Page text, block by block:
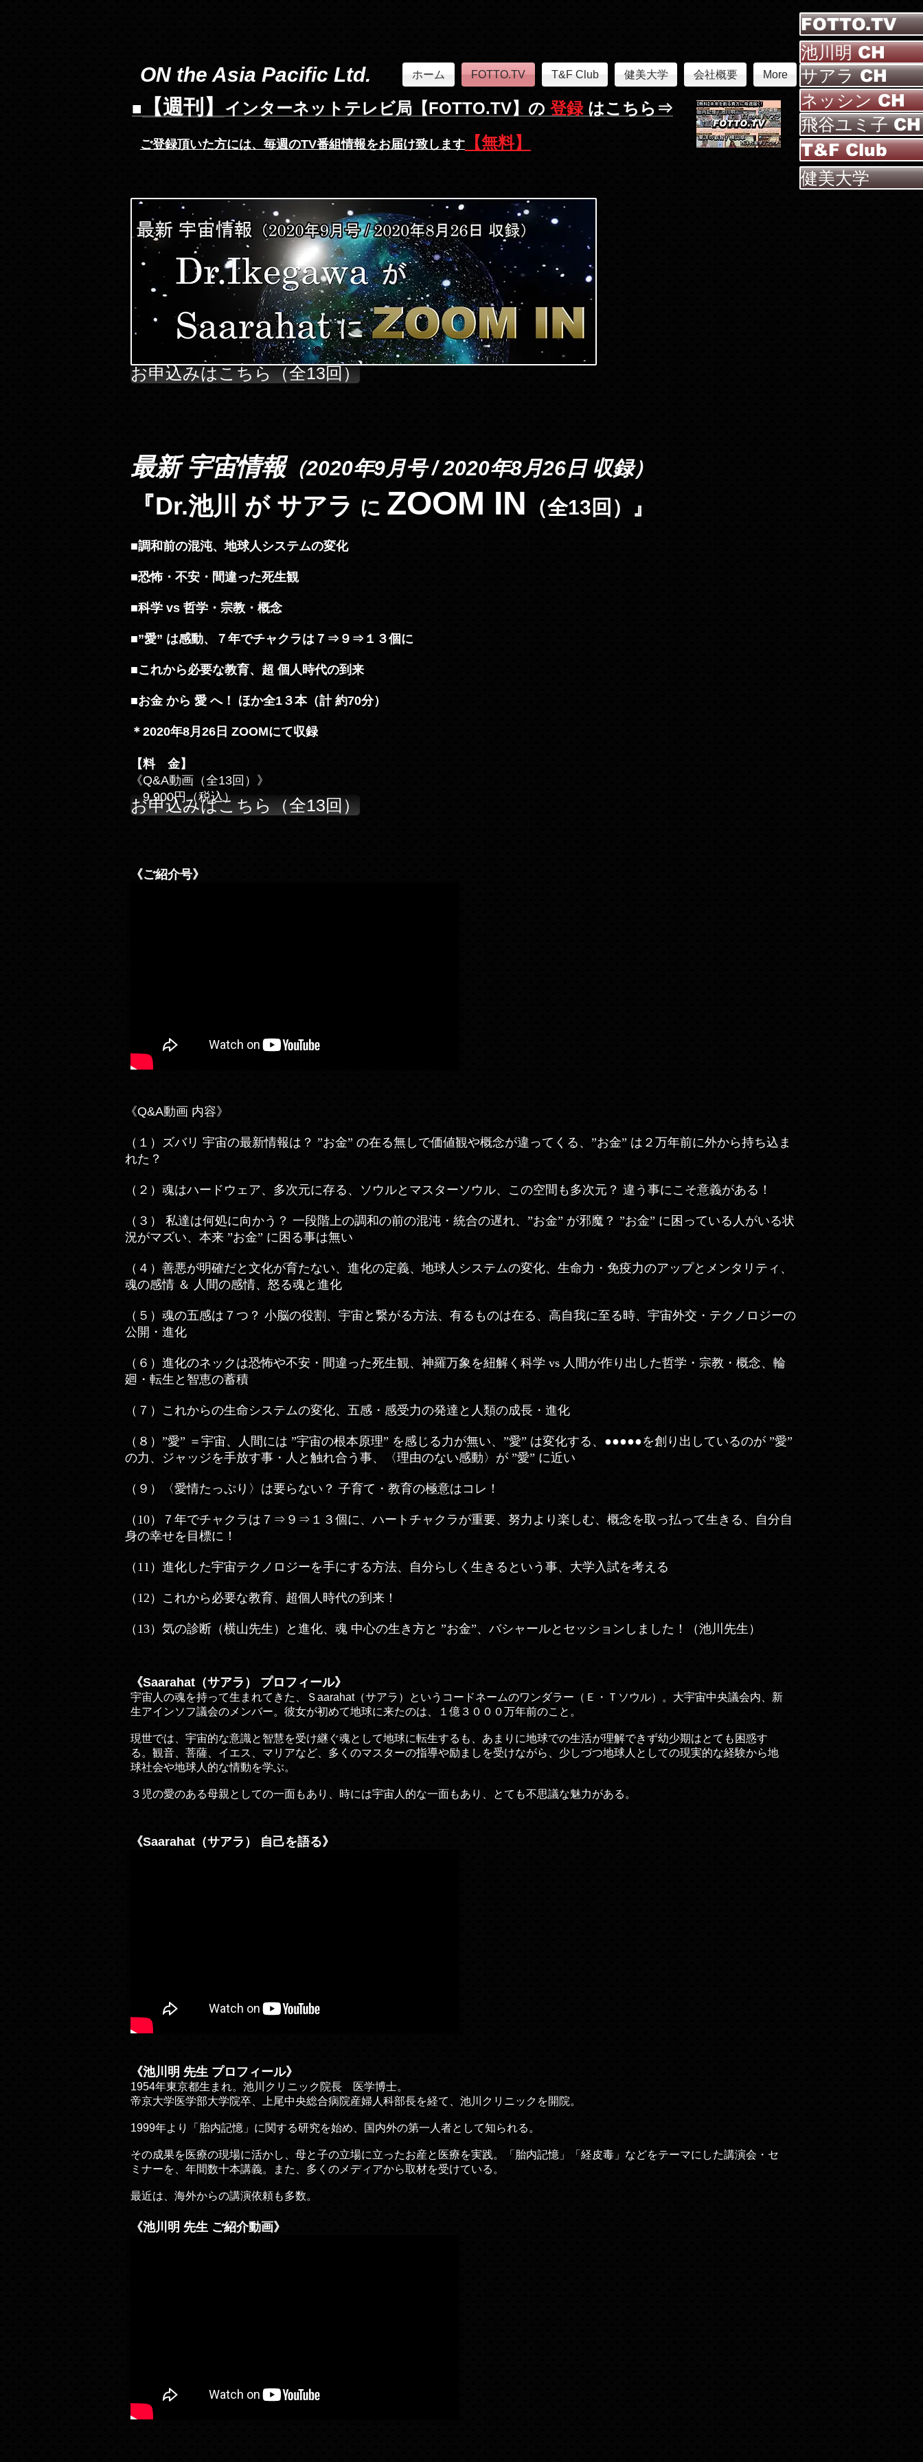
FOTTO.TV
池川明 CH
ON the Asia Pacific Ltd. ホーム FOTTO.TV T&F Club 健美大学 会社概要 More
■ 【週刊】 インターネットテレビ局【FOTTO.TV】の 登録 はこちら⇒
ご登録頂いた方には、 毎週のTV番組情報をお届け致します 【無料】
サアラ CH
ネッシン CH
飛谷ユミ子 CH
T&F Club
健美大学
お申込みはこちら（全13回）
最新 宇宙情報（2020年9月号 / 2020年8月26日 収録）
『Dr.池川 が サアラ に ZOOM IN （全13回）』
■調和前の混沌、地球人システムの変化
■恐怖・不安・間違った死生観
■科学 vs 哲学・宗教・概念
■”愛” は感動、７年でチャクラは７⇒９⇒１３個に
■これから必要な教育、超 個人時代の到来
■お金 から 愛 へ！ ほか全1３本（計 約70分）
＊2020年8月26日 ZOOMにて収録
【料 金】
《Q&A動画（全13回）》
9,900円（税込）
お申込みはこちら（全13回）
《ご紹介号》
《Q&A動画 内容》
（１）ズバリ 宇宙の最新情報は？ ”お金” の在る無しで価値観や概念が違ってくる、”お金” は２万年前に外から持ち込ま
れた？
（２）魂はハードウェア、多次元に存る、ソウルとマスターソウル、この空間も多次元？ 違う事にこそ意義がある！
（３） 私達は何処に向かう？ 一段階上の調和の前の混沌・統合の遅れ、”お金” が邪魔？ ”お金” に困っている人がいる状
況がマズい、本来 ”お金” に困る事は無い
（４）善悪が明確だと文化が育たない、進化の定義、地球人システムの変化、生命力・免疫力のアップとメンタリティ、
魂の感情 ＆ 人間の感情、怒る魂と進化
（５）魂の五感は７つ？ 小脳の役割、宇宙と繋がる方法、有るものは在る、高自我に至る時、宇宙外交・テクノロジーの
公開・進化
（６）進化のネックは恐怖や不安・間違った死生観、神羅万象を紐解く科学 vs 人間が作り出した哲学・宗教・概念、輪
廻・転生と智恵の蓄積
（７）これからの生命システムの変化、五感・感受力の発達と人類の成長・進化
（８）”愛” ＝宇宙、人間には ”宇宙の根本原理” を感じる力が無い、”愛” は変化する、●●●●●を創り出しているのが ”愛”
の力、ジャッジを手放す事・人と触れ合う事、〈理由のない感動〉が ”愛” に近い
（９）〈愛情たっぷり〉は要らない？ 子育て・教育の極意はコレ！
（10）７年でチャクラは７⇒９⇒１３個に、ハートチャクラが重要、努力より楽しむ、概念を取っ払って生きる、自分自
身の幸せを目標に！
（11）進化した宇宙テクノロジーを手にする方法、自分らしく生きるという事、大学入試を考える
（12）これから必要な教育、超個人時代の到来！
（13）気の診断（横山先生）と進化、魂 中心の生き方と ”お金”、バシャールとセッションしました！（池川先生）
《Saarahat（サアラ） プロフィール》
宇宙人の魂を持って生まれてきた、Ｓaarahat（サアラ）というコードネームのワンダラー（Ｅ・Ｔソウル）。大宇宙中央議会内、新
生アインソフ議会のメンバー。彼女が初めて地球に来たのは、１億３０００万年前のこと。
現世では、宇宙的な意識と智慧を受け継ぐ魂として地球に転生するも、あまりに地球での生活が理解できず幼少期はとても困惑す
る。観音、菩薩、イエス、マリアなど、多くのマスターの指導や励ましを受けながら、少しづつ地球人としての現実的な経験から地
球社会や地球人的な情動を学ぶ。
３児の愛のある母親としての一面もあり、時には宇宙人的な一面もあり、とても不思議な魅力がある。
《Saarahat（サアラ） 自己を語る》
《池川明 先生 プロフィール》
1954年東京都生まれ。池川クリニック院長 医学博士。
帝京大学医学部大学院卒、上尾中央総合病院産婦人科部長を経て、池川クリニックを開院。
1999年より「胎内記憶」に関する研究を始め、国内外の第一人者として知られる。
その成果を医療の現場に活かし、母と子の立場に立ったお産と医療を実践。「胎内記憶」「経皮毒」などをテーマにした講演会・セ
ミナーを、年間数十本講義。また、多くのメディアから取材を受けている。
最近は、海外からの講演依頼も多数。
《池川明 先生 ご紹介動画》